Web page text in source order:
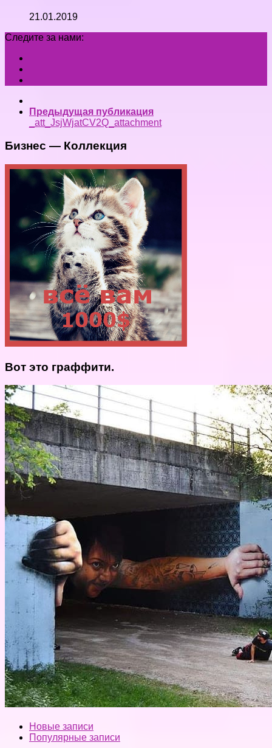
21.01.2019
Следите за нами:
Предыдущая публикация
_att_JsjWjatCV2Q_attachment
Бизнес — Коллекция
Вот это граффити.
Новые записи
Популярные записи